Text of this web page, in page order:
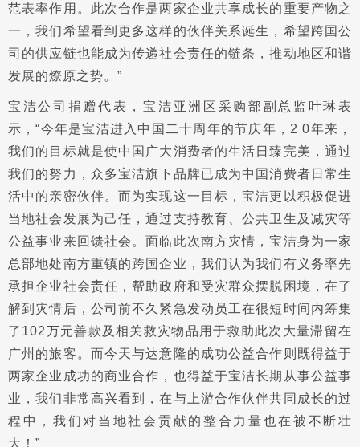
范表率作用。此次合作是两家企业共享成长的重要产物之
一，我们希望看到更多这样的伙伴关系诞生，希望跨国公
司的供应链也能成为传递社会责任的链条，推动地区和谐
发展的燎原之势。”
宝洁公司捐赠代表，宝洁亚洲区采购部副总监叶琳表
示，“今年是宝洁进入中国二十周年的节庆年，2 0年来，
我们的目标就是使中国广大消费者的生活日臻完美，通过
我们的努力，众多宝洁旗下品牌已成为中国消费者日常生
活中的亲密伙伴。而为实现这一目标，宝洁更以积极促进
当地社会发展为己任，通过支持教育、公共卫生及减灾等
公益事业来回馈社会。面临此次南方灾情，宝洁身为一家
总部地处南方重镇的跨国企业，我们认为我们有义务率先
承担企业社会责任，帮助政府和受灾群众摆脱困境，在了
解到灾情后，公司前不久紧急发动员工在很短时间内筹集
了102万元善款及相关救灾物品用于救助此次大量滞留在
广州的旅客。而今天与达意隆的成功公益合作则既得益于
两家企业成功的商业合作，也得益于宝洁长期从事公益事
业，我们非常高兴看到，在与上游合作伙伴共同成长的过
程中，我们对当地社会贡献的整合力量也在被不断壮
大！”